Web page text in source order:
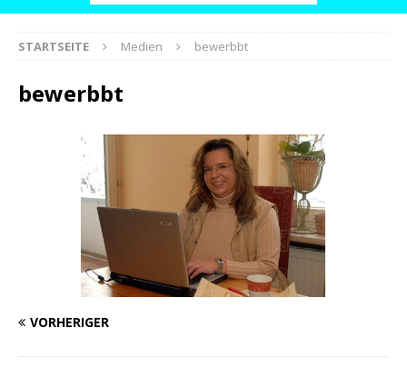
STARTSEITE Medien bewerbbt
bewerbbt
VORHERIGER